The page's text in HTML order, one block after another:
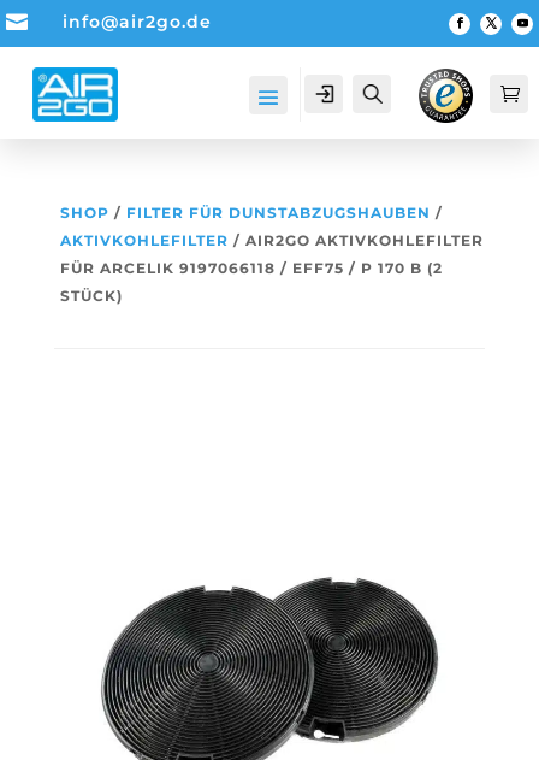
 info@air2go.de
Account Suche 
SHOP / FILTER FÜR DUNSTABZUGSHAUBEN /
AKTIVKOHLEFILTER / AIR2GO AKTIVKOHLEFILTER
FÜR ARCELIK 9197066118 / EFF75 / P 170 B (2
STÜCK)